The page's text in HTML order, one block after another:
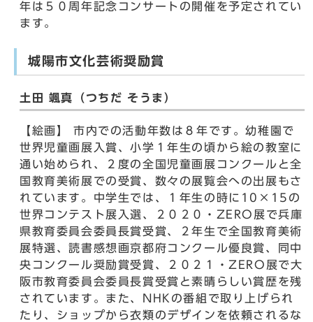
年は５０周年記念コンサートの開催を予定されてい
ます。
城陽市文化芸術奨励賞
土田 颯真（つちだ そうま）
【絵画】 市内での活動年数は８年です。幼稚園で
世界児童画展入賞、小学１年生の頃から絵の教室に
通い始められ、２度の全国児童画展コンクールと全
国教育美術展での受賞、数々の展覧会への出展もさ
れています。中学生では、１年生の時に10×15の
世界コンテスト展入選、２０２０・ZERO展で兵庫
県教育委員会委員長賞受賞、２年生で全国教育美術
展特選、読書感想画京都府コンクール優良賞、同中
央コンクール奨励賞受賞、２０２１・ZERO展で大
阪市教育委員会委員長賞受賞と素晴らしい賞歴を残
されています。また、NHKの番組で取り上げられ
たり、ショップから衣類のデザインを依頼されるな